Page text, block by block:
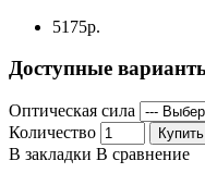
5175р.
Доступные
Оптическая сила
Количество
Купить
В закладки В сравнение